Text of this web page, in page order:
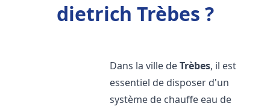
dietrich Trèbes ?
Dans la ville deTrèbes, il est
essentiel de disposer d'un
système de chauffe eau de